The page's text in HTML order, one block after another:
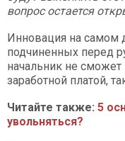
вопрос остается
Инновация на самом
подчиненных перед
начальник не
заработной платой,
Читайте также: 5
увольняться?